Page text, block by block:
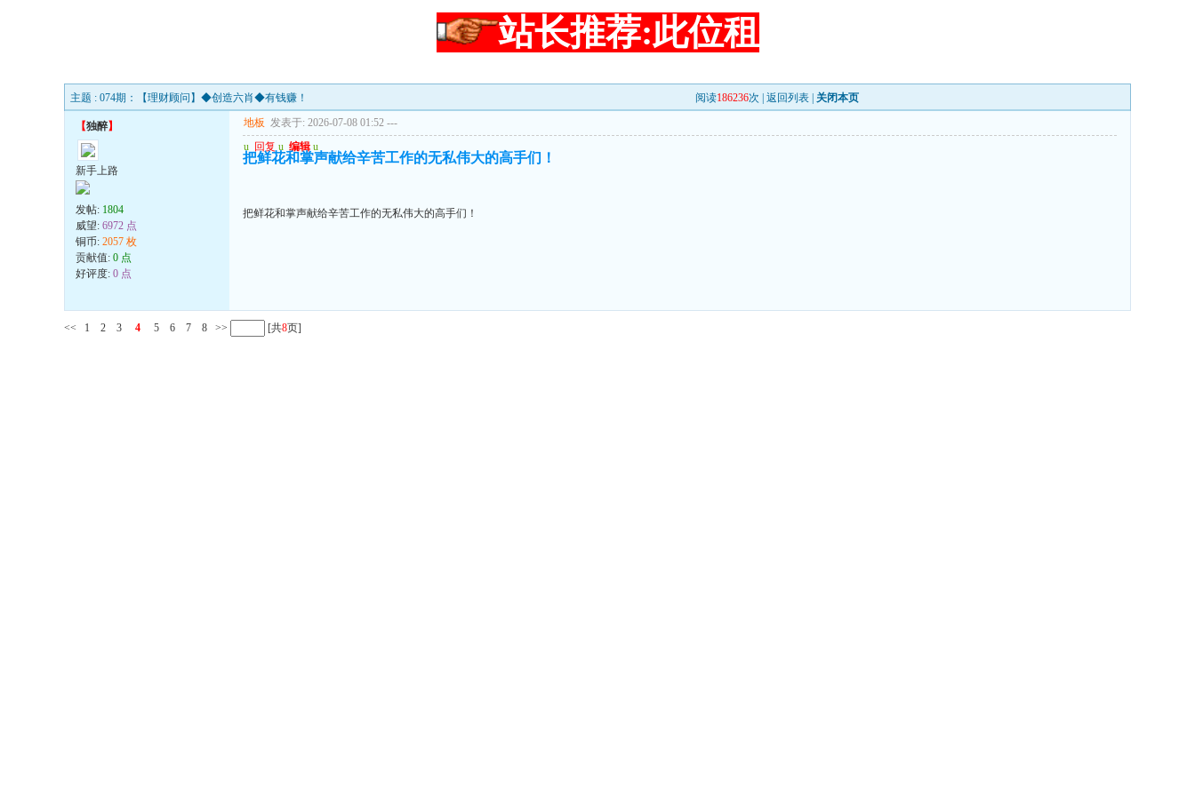
站长推荐:此位租
主题 : 074期：【理财顾问】◆创造六肖◆有钱赚！ 阅读186236次 | 返回列表 关闭本页
【独醉】
新手上路
发帖: 1804
威望: 6972 点
铜币: 2057 枚
贡献值: 0 点
好评度: 0 点
地板 发表于: 2026-07-08 01:52 ---
u 回复 u 编辑 u
把鲜花和掌声献给辛苦工作的无私伟大的高手们！
把鲜花和掌声献给辛苦工作的无私伟大的高手们！
<< 1 2 3 4 5 6 7 8 >> [共8页]